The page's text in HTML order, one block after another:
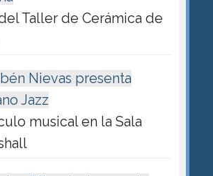
Taller de Cerámica de
Nievas presenta
Jazz
musical en la Sala